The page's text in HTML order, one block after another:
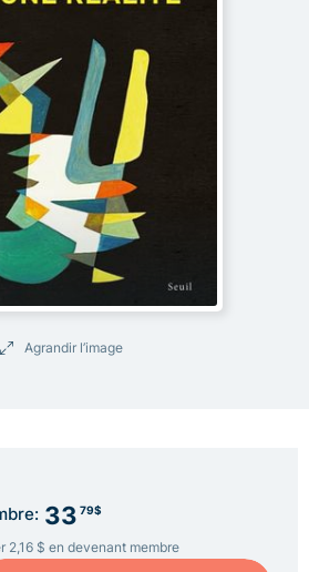
Agrandir l’image
33 79$
2,16 $ en devenant membre